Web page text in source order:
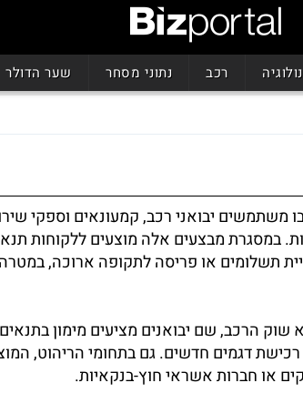
רכב נתוני מסחר שער הדולר
משתמשים יבואני רכב, קמעונאים וספקי
במסגרת מבצעים אלה מוצעים ללקוחות
תשלומים או פריסה לתקופה ארוכה,
הרכב, שם יבואנים מציעים מימון
דגמים חדשים. גם בתחומי הריהוט,
או חברות אשראי חוץ-בנקאיות.